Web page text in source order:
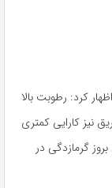
کرد: رطوبت بالا
نیز کارایی کمتری
گرمازدگی در